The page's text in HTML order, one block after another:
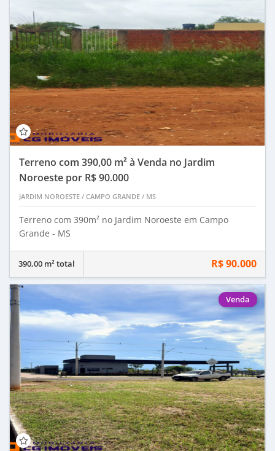
Terreno com 390,00 m² à Venda no Jardim
Noroeste por R$ 90.000
JARDIM NOROESTE / CAMPO GRANDE / MS
Terreno com 390m² no Jardim Noroeste em Campo
Grande - MS
390,00 m² total R$ 90.000
Venda